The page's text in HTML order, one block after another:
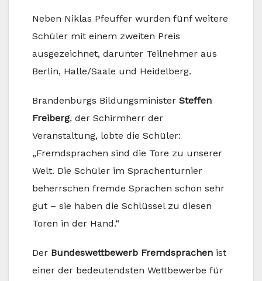
Neben Niklas Pfeuffer wurden fünf weitere
Schüler mit einem zweiten Preis
ausgezeichnet, darunter Teilnehmer aus
Berlin, Halle/Saale und Heidelberg.
Brandenburgs Bildungsminister Steffen
Freiberg, der Schirmherr der
Veranstaltung, lobte die Schüler:
„Fremdsprachen sind die Tore zu unserer
Welt. Die Schüler im Sprachenturnier
beherrschen fremde Sprachen schon sehr
gut – sie haben die Schlüssel zu diesen
Toren in der Hand.“
Der Bundeswettbewerb Fremdsprachen ist
einer der bedeutendsten Wettbewerbe für